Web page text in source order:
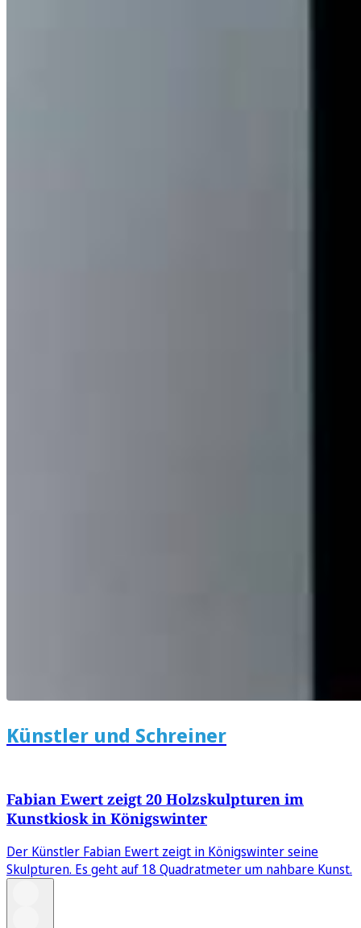
Künstler und Schreiner
Fabian Ewert zeigt 20 Holzskulpturen im
Kunstkiosk in Königswinter
Der Künstler Fabian Ewert zeigt in Königswinter seine
Skulpturen. Es geht auf 18 Quadratmeter um nahbare Kunst.